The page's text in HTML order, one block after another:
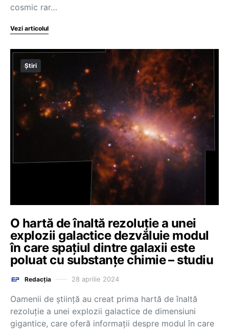
cosmic rar…
Vezi articolul
Știri
O hartă de înaltă rezoluție a unei
explozii galactice dezvăluie modul
în care spațiul dintre galaxii este
poluat cu substanțe chimie – studiu
Redacția 28 aprilie 2024
Oamenii de ştiinţă au creat prima hartă de înaltă
rezoluţie a unei explozii galactice de dimensiuni
gigantice, care oferă informaţii despre modul în care